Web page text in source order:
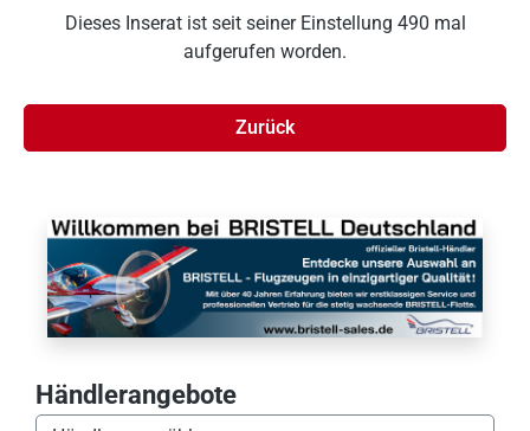
Händlerangebote
Dieses Inserat ist seit seiner Einstellung 490 mal
aufgerufen worden.
Zurück